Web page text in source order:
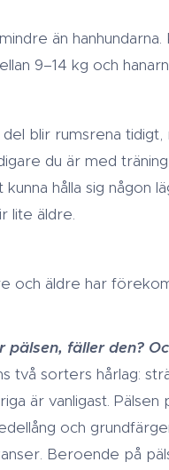
än
9–14 kg och
blir rumsrena
du är med
hålla sig någon
lite äldre.
och äldre har
pälsen, fäller den?
två sorters hårlag:
är vanligast. Pälsen
och
Beroende på